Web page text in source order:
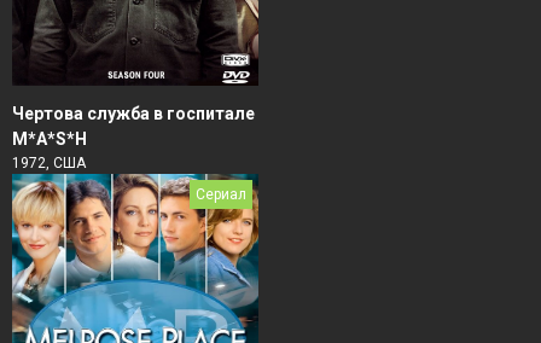
Чертова служба в гoспитале
M*A*S*H
1972, США
Сериал